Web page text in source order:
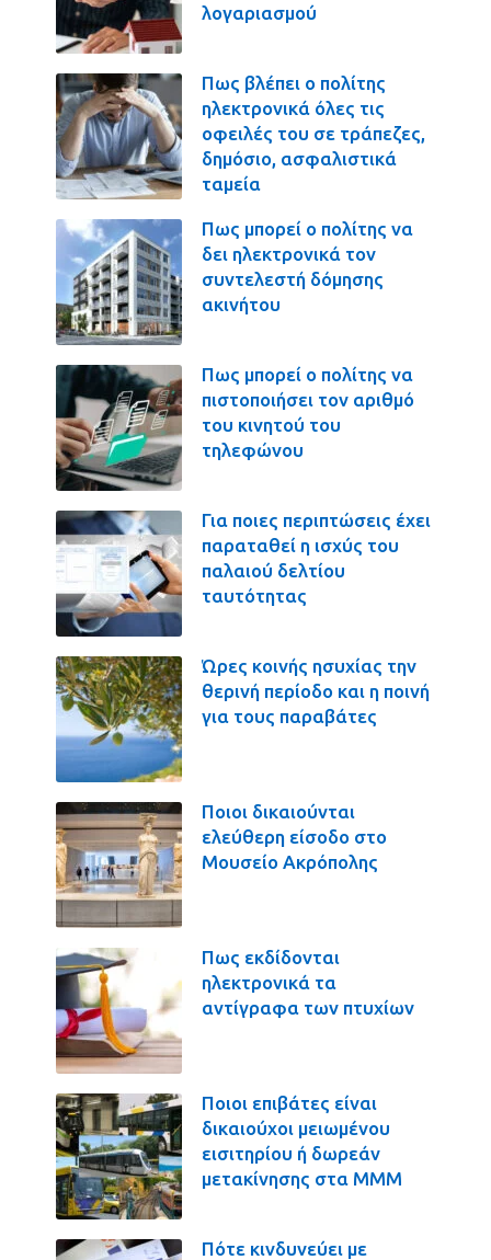
λογαριασμού
Πως βλέπει ο πολίτης
ηλεκτρονικά όλες τις
οφειλές του σε τράπεζες,
δημόσιο, ασφαλιστικά
ταμεία
Πως μπορεί ο πολίτης να
δει ηλεκτρονικά τον
συντελεστή δόμησης
ακινήτου
Πως μπορεί ο πολίτης να
πιστοποιήσει τον αριθμό
του κινητού του
τηλεφώνου
Για ποιες περιπτώσεις έχει
παραταθεί η ισχύς του
παλαιού δελτίου
ταυτότητας
Ώρες κοινής ησυχίας την
θερινή περίοδο και η ποινή
για τους παραβάτες
Ποιοι δικαιούνται
ελεύθερη είσοδο στο
Μουσείο Ακρόπολης
Πως εκδίδονται
ηλεκτρονικά τα
αντίγραφα των πτυχίων
Ποιοι επιβάτες είναι
δικαιούχοι μειωμένου
εισιτηρίου ή δωρεάν
μετακίνησης στα ΜΜΜ
Πότε κινδυνεύει με